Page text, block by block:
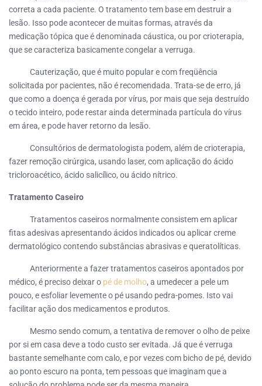
correta a cada paciente. O tratamento tem base em destruir a
lesão. Isso pode acontecer de muitas formas, através da
medicação tópica que é denominada cáustica, ou por crioterapia,
que se caracteriza basicamente congelar a verruga.
Cauterização, que é muito popular e com freqüência
solicitada por pacientes, não é recomendada. Trata-se de erro, já
que como a doença é gerada por vírus, por mais que seja destruído
o tecido inteiro, pode restar ainda determinada partícula do vírus
em área, e pode haver retorno da lesão.
Consultórios de dermatologista podem, além de crioterapia,
fazer remoção cirúrgica, usando laser, com aplicação do ácido
tricloroacético, ácido salicílico, ou ácido nítrico.
Tratamento Caseiro
Tratamentos caseiros normalmente consistem em aplicar
fitas adesivas apresentando ácidos indicados ou aplicar creme
dermatológico contendo substâncias abrasivas e queratolíticas.
Anteriormente a fazer tratamentos caseiros apontados por
médico, é preciso deixar o pé de molho, a umedecer a pele um
pouco, e esfoliar levemente o pé usando pedra-pomes. Isto vai
facilitar ação dos medicamentos e produtos.
Mesmo sendo comum, a tentativa de remover o olho de peixe
por si em casa deve a todo custo ser evitada. Já que é verruga
bastante semelhante com calo, e por vezes com bicho de pé, devido
ao ponto escuro na ponta, tem pessoas que imaginam que a